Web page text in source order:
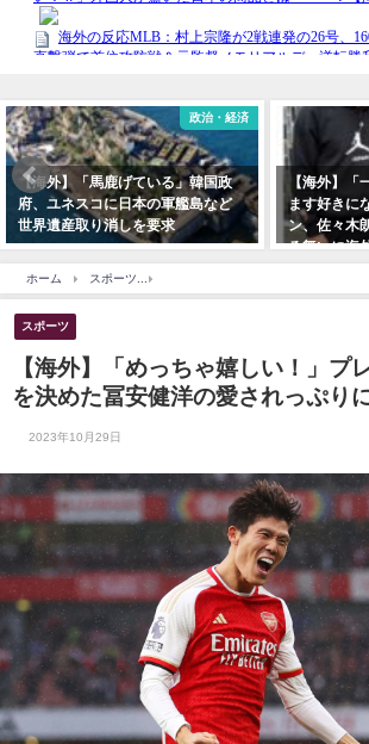
政治・経済
「馬鹿げている」韓国政
スコに日本の軍艦島など
取り消しを要求
【海外】「一流だ」「
ます好きになった！」
ン、佐々木朗希が見せ
る舞いに海外から称賛
ホーム スポーツ
スポーツ
【海外】「めっちゃ嬉しい！」プ
を決めた冨安健洋の愛されっぷり
2023年10月29日